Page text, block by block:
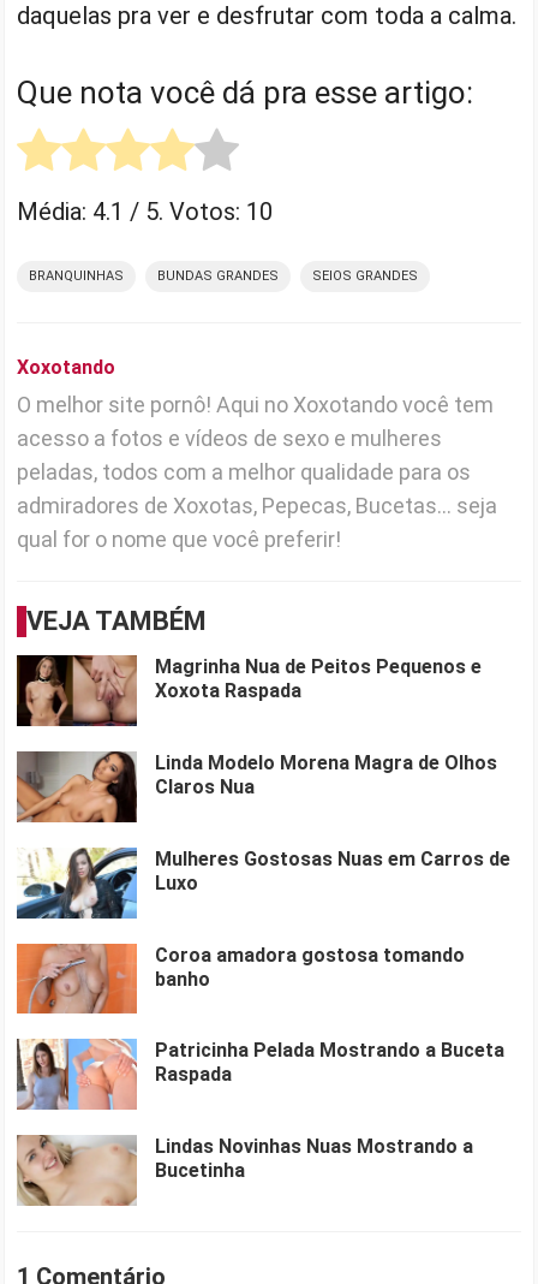
daquelas pra ver e desfrutar com toda a calma.
Que nota você dá pra esse artigo:
Média: 4.1 / 5. Votos: 10
BRANQUINHAS BUNDAS GRANDES SEIOS GRANDES
Xoxotando
O melhor site pornô! Aqui no Xoxotando você tem
acesso a fotos e vídeos de sexo e mulheres
peladas, todos com a melhor qualidade para os
admiradores de Xoxotas, Pepecas, Bucetas... seja
qual for o nome que você preferir!
VEJA TAMBÉM
Magrinha Nua de Peitos Pequenos e
Xoxota Raspada
Linda Modelo Morena Magra de Olhos
Claros Nua
Mulheres Gostosas Nuas em Carros de
Luxo
Coroa amadora gostosa tomando
banho
Patricinha Pelada Mostrando a Buceta
Raspada
Lindas Novinhas Nuas Mostrando a
Bucetinha
1 Comentário